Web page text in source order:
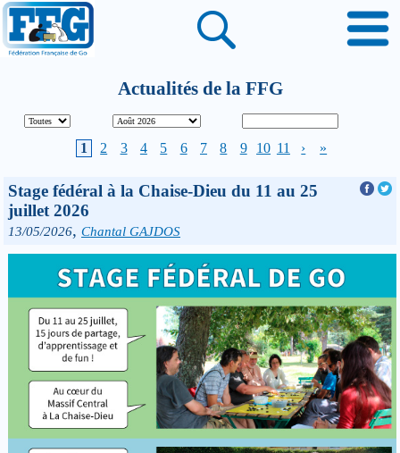
Actualités de la FFG
1 2 3 4 5 6 7 8 9 10 11 › »
Stage fédéral à la Chaise-Dieu du 11 au 25
juillet 2026
13/05/2026, Chantal GAJDOS